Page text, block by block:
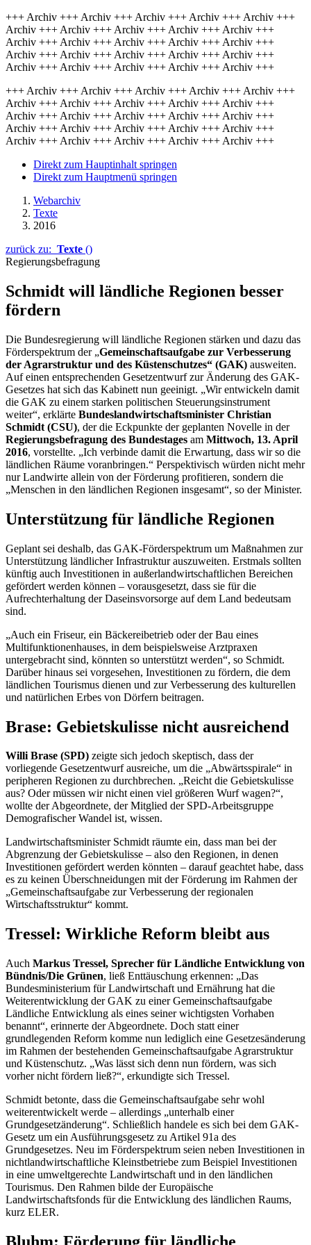
+++ Archiv +++ Archiv +++ Archiv +++ Archiv +++ Archiv +++
Archiv +++ Archiv +++ Archiv +++ Archiv +++ Archiv +++
Archiv +++ Archiv +++ Archiv +++ Archiv +++ Archiv +++
Archiv +++ Archiv +++ Archiv +++ Archiv +++ Archiv +++
Archiv +++ Archiv +++ Archiv +++ Archiv +++ Archiv +++
+++ Archiv +++ Archiv +++ Archiv +++ Archiv +++ Archiv +++
Archiv +++ Archiv +++ Archiv +++ Archiv +++ Archiv +++
Archiv +++ Archiv +++ Archiv +++ Archiv +++ Archiv +++
Archiv +++ Archiv +++ Archiv +++ Archiv +++ Archiv +++
Archiv +++ Archiv +++ Archiv +++ Archiv +++ Archiv +++
Direkt zum Hauptinhalt springen
Direkt zum Hauptmenü springen
Webarchiv
Texte
2016
zurück zu: Texte ()
Regierungsbefragung
Schmidt will ländliche Regionen besser
fördern
Die Bundesregierung will ländliche Regionen stärken und dazu das
Förderspektrum der „Gemeinschaftsaufgabe zur Verbesserung
der Agrarstruktur und des Küstenschutzes“ (GAK) ausweiten.
Auf einen entsprechenden Gesetzentwurf zur Änderung des GAK-
Gesetzes hat sich das Kabinett nun geeinigt. „Wir entwickeln damit
die GAK zu einem starken politischen Steuerungsinstrument
weiter“, erklärte Bundeslandwirtschaftsminister Christian
Schmidt (CSU), der die Eckpunkte der geplanten Novelle in der
Regierungsbefragung des Bundestages am Mittwoch, 13. April
2016, vorstellte. „Ich verbinde damit die Erwartung, dass wir so die
ländlichen Räume voranbringen.“ Perspektivisch würden nicht mehr
nur Landwirte allein von der Förderung profitieren, sondern die
„Menschen in den ländlichen Regionen insgesamt“, so der Minister.
Unterstützung für ländliche Regionen
Geplant sei deshalb, das GAK-Förderspektrum um Maßnahmen zur
Unterstützung ländlicher Infrastruktur auszuweiten. Erstmals sollten
künftig auch Investitionen in außerlandwirtschaftlichen Bereichen
gefördert werden können – vorausgesetzt, dass sie für die
Aufrechterhaltung der Daseinsvorsorge auf dem Land bedeutsam
sind.
„Auch ein Friseur, ein Bäckereibetrieb oder der Bau eines
Multifunktionenhauses, in dem beispielsweise Arztpraxen
untergebracht sind, könnten so unterstützt werden“, so Schmidt.
Darüber hinaus sei vorgesehen, Investitionen zu fördern, die dem
ländlichen Tourismus dienen und zur Verbesserung des kulturellen
und natürlichen Erbes von Dörfern beitragen.
Brase: Gebietskulisse nicht ausreichend
Willi Brase (SPD) zeigte sich jedoch skeptisch, dass der
vorliegende Gesetzentwurf ausreiche, um die „Abwärtsspirale“ in
peripheren Regionen zu durchbrechen. „Reicht die Gebietskulisse
aus? Oder müssen wir nicht einen viel größeren Wurf wagen?“,
wollte der Abgeordnete, der Mitglied der SPD-Arbeitsgruppe
Demografischer Wandel ist, wissen.
Landwirtschaftsminister Schmidt räumte ein, dass man bei der
Abgrenzung der Gebietskulisse – also den Regionen, in denen
Investitionen gefördert werden könnten – darauf geachtet habe, dass
es zu keinen Überschneidungen mit der Förderung im Rahmen der
„Gemeinschaftsaufgabe zur Verbesserung der regionalen
Wirtschaftsstruktur“ kommt.
Tressel: Wirkliche Reform bleibt aus
Auch Markus Tressel, Sprecher für Ländliche Entwicklung von
Bündnis/Die Grünen, ließ Enttäuschung erkennen: „Das
Bundesministerium für Landwirtschaft und Ernährung hat die
Weiterentwicklung der GAK zu einer Gemeinschaftsaufgabe
Ländliche Entwicklung als eines seiner wichtigsten Vorhaben
benannt“, erinnerte der Abgeordnete. Doch statt einer
grundlegenden Reform komme nun lediglich eine Gesetzesänderung
im Rahmen der bestehenden Gemeinschaftsaufgabe Agrarstruktur
und Küstenschutz. „Was lässt sich denn nun fördern, was sich
vorher nicht fördern ließ?“, erkundigte sich Tressel.
Schmidt betonte, dass die Gemeinschaftsaufgabe sehr wohl
weiterentwickelt werde – allerdings „unterhalb einer
Grundgesetzänderung“. Schließlich handele es sich bei dem GAK-
Gesetz um ein Ausführungsgesetz zu Artikel 91a des
Grundgesetzes. Neu im Förderspektrum seien neben Investitionen in
nichtlandwirtschaftliche Kleinstbetriebe zum Beispiel Investitionen
in eine umweltgerechte Landwirtschaft und in den ländlichen
Tourismus. Den Rahmen bilde der Europäische
Landwirtschaftsfonds für die Entwicklung des ländlichen Raums,
kurz ELER.